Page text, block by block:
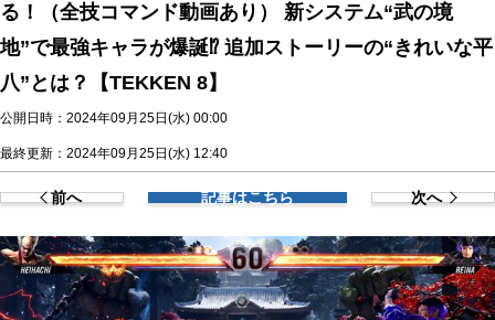
る！（全技コマンド動画あり） 新システム“武の境
地”で最強キャラが爆誕⁉ 追加ストーリーの“きれいな平
八”とは？【TEKKEN 8】
公開日時：2024年09月25日(水) 00:00
最終更新：2024年09月25日(水) 12:40
前へ 記事はこちら 次へ